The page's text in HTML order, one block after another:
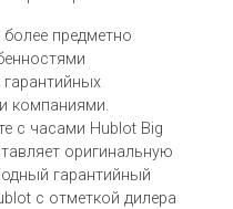
предметно
компаниями.
с часами Hublot Big
оригинальную
гарантийный
c отметкой дилера